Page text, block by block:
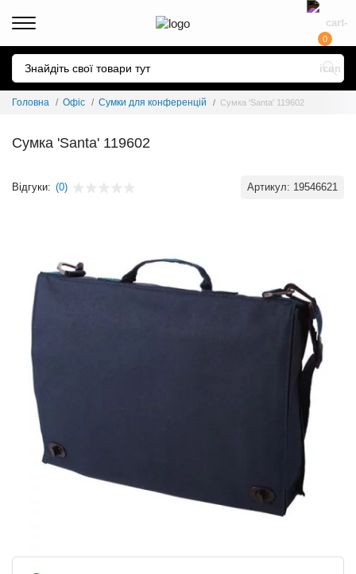
0
Головна Офіс Сумки для конференцій Сумка 'Santa' 119602
Сумка 'Santa' 119602
Відгуки: (0) Артикул: 19546621